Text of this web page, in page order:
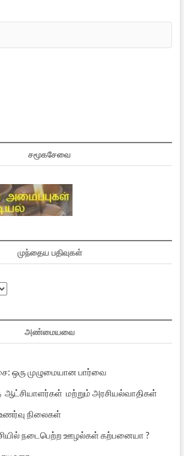
சமூகசேவை
முந்தைய பதிவுகள்
அண்மையவை
ஒரு முழுமையான பார்வை
ஆட்சியாளர்கள் மற்றும் அரசியல்வாதிகள்
நிலைகள்
நடைபெற்ற ஊழல்கள் கற்பனையா ?